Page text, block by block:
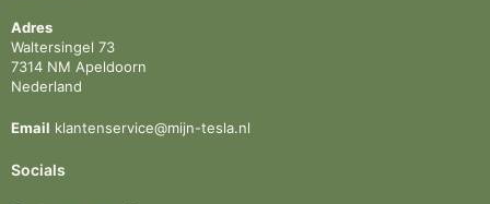
Adres
Waltersingel 73
7314 NM Apeldoorn
Nederland
Email klantenservice@mijn-tesla.nl
Socials